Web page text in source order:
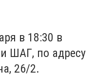
в 18:30 в
ШАГ, по адресу
26/2.